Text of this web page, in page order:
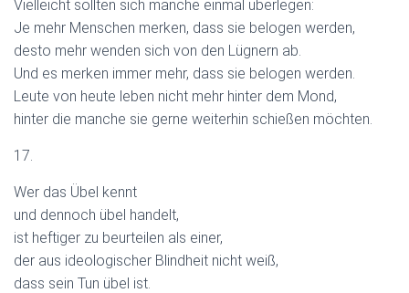
Vielleicht sollten sich manche einmal überlegen:
Je mehr Menschen merken, dass sie belogen werden,
desto mehr wenden sich von den Lügnern ab.
Und es merken immer mehr, dass sie belogen werden.
Leute von heute leben nicht mehr hinter dem Mond,
hinter die manche sie gerne weiterhin schießen möchten.
17.
Wer das Übel kennt
und dennoch übel handelt,
ist heftiger zu beurteilen als einer,
der aus ideologischer Blindheit nicht weiß,
dass sein Tun übel ist.